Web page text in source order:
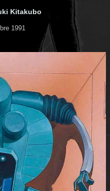
Kitakubo
1991